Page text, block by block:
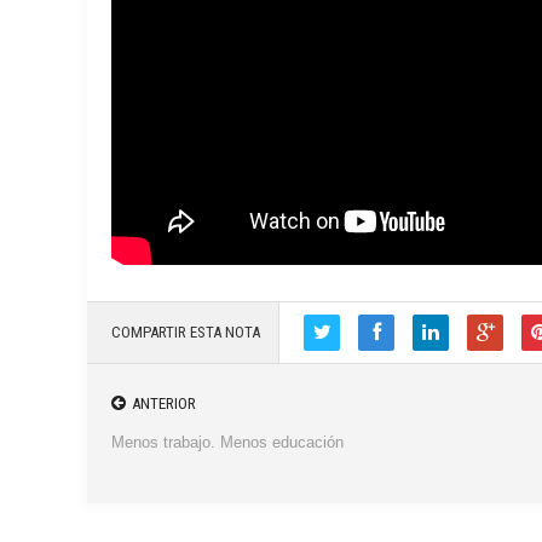
COMPARTIR ESTA NOTA
ANTERIOR
Menos trabajo. Menos educación